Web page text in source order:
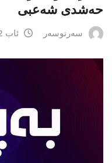
حەشدی شەعبی
سەرنوسەر ئاب 2, 2026